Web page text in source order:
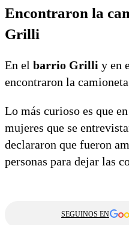
Encontraron la
Grilli
En el barrio Grilli y en
encontraron la
Lo más curioso es que
mujeres que se
declararon que fueron
personas para dejar las
SEGUINOS EN